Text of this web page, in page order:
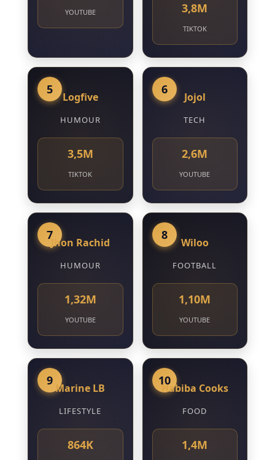
YOUTUBE 3,8M
TIKTOK
5
Logfive
HUMOUR
3,5M
TIKTOK
6
Jojol
TECH
2,6M
YOUTUBE
7
Jhon Rachid
HUMOUR
1,32M
YOUTUBE
8
Wiloo
FOOTBALL
1,10M
YOUTUBE
9
Marine LB
LIFESTYLE
864K
10
Habiba Cooks
FOOD
1,4M